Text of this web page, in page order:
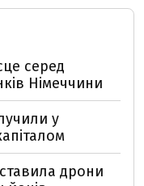
серед
Німеччини
у
дрони